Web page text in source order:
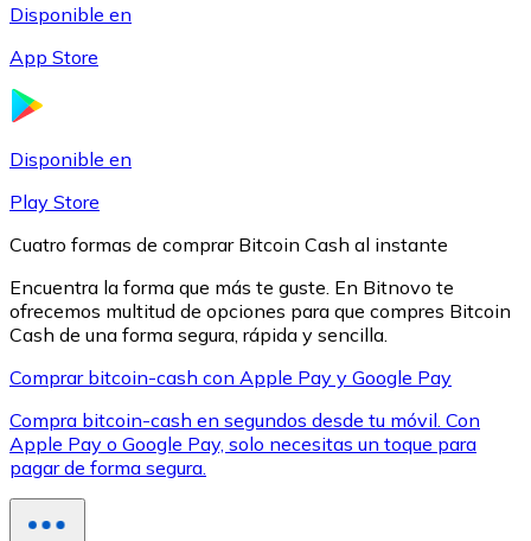
XRP
XRP
Disponible en
App Store
Disponible en
Play Store
Cuatro formas de comprar Bitcoin Cash al instante
Encuentra la forma que más te guste. En Bitnovo te
ofrecemos multitud de opciones para que compres Bitcoin
Cash de una forma segura, rápida y sencilla.
Comprar bitcoin-cash con Apple Pay y Google Pay
Compra bitcoin-cash en segundos desde tu móvil. Con
Apple Pay o Google Pay, solo necesitas un toque para
pagar de forma segura.